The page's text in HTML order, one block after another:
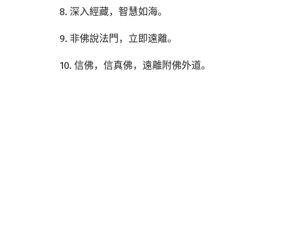
8. 深入經藏，智慧如海。
9. 非佛說法門，立即遠離。
10. 信佛，信真佛，遠離附佛外道。